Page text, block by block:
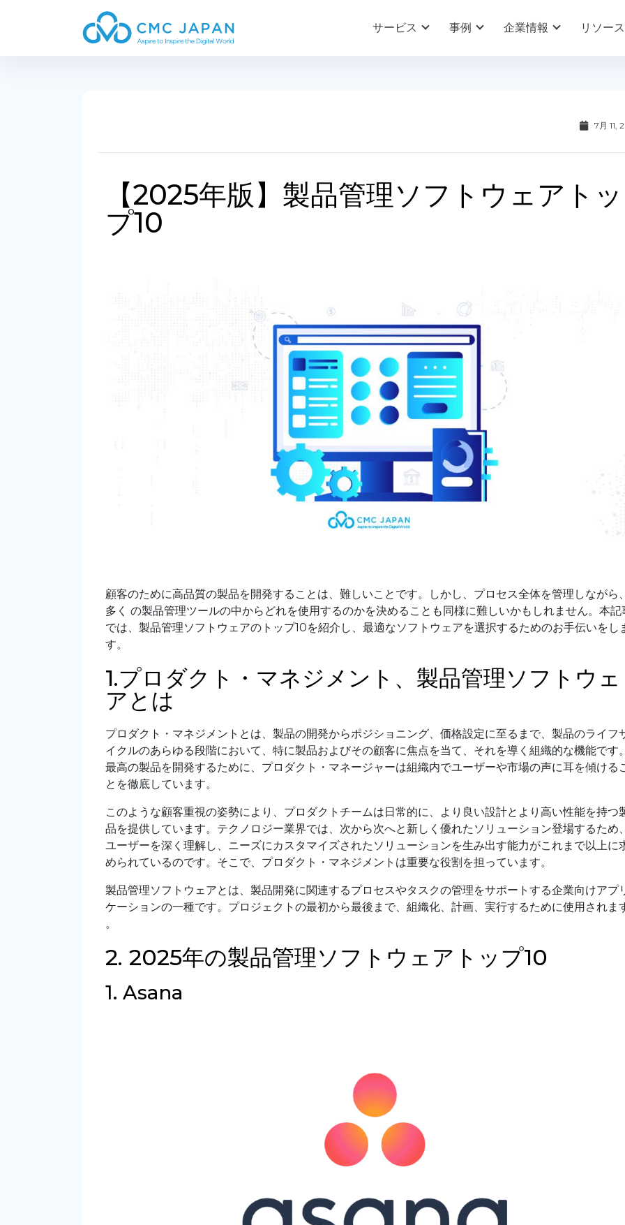
サービス 事例 企業情報 リソース
7月 11,
【2025年版】製品管理ソフトウェアトッ
プ10
顧客のために高品質の製品を開発することは、難しいことです。しかし、プロセス全体を管理しながら
多く の製品管理ツールの中からどれを使用するのかを決めることも同様に難しいかもしれません。本記
では、製品管理ソフトウェアのトップ10を紹介し、最適なソフトウェアを選択するためのお手伝いをし
す。
1.プロダクト・マネジメント、製品管理ソフトウェ
アとは
プロダクト・マネジメントとは、製品の開発からポジショニング、価格設定に至るまで、製品のライフ
イクルのあらゆる段階において、特に製品およびその顧客に焦点を当て、それを導く組織的な機能です
最高の製品を開発するために、プロダクト・マネージャーは組織内でユーザーや市場の声に耳を傾ける
とを徹底しています。
このような顧客重視の姿勢により、プロダクトチームは日常的に、より良い設計とより高い性能を持つ
品を提供しています。テクノロジー業界では、次から次へと新しく優れたソリューション登場するため
ユーザーを深く理解し、ニーズにカスタマイズされたソリューションを生み出す能力がこれまで以上に
められているのです。そこで、プロダクト・マネジメントは重要な役割を担っています。
製品管理ソフトウェアとは、製品開発に関連するプロセスやタスクの管理をサポートする企業向けアプ
ケーションの一種です。プロジェクトの最初から最後まで、組織化、計画、実行するために使用されま
。
2. 2025年の製品管理ソフトウェアトップ10
1. Asana